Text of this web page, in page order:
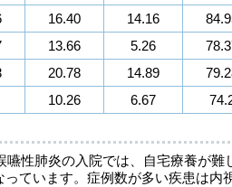
16.40 14.16
13.66 5.26
20.78 14.89
10.26 6.67
性肺炎の入院では、自宅療養が難
ています。症例数が多い疾患は内